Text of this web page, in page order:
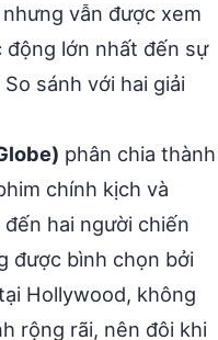
vẫn được xem
động lớn nhất đến sự
sánh với hai giải
phân chia thành
chính kịch và
hai người chiến
được bình chọn bởi
Hollywood, không
rộng rãi, nên đôi khi